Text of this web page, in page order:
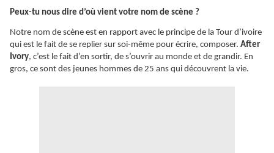
Peux-tu nous dire d’où vient votre nom de scène ?
Notre nom de scène est en rapport avec le principe de la Tour d’ivoire
qui est le fait de se replier sur soi-même pour écrire, composer. After
Ivory, c’est le fait d’en sortir, de s’ouvrir au monde et de grandir. En
gros, ce sont des jeunes hommes de 25 ans qui découvrent la vie.